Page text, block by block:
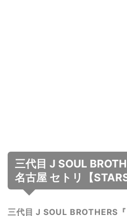
三代目 J SOUL
名古屋 セトリ【STARS
三代目 J SOUL BROTHERS